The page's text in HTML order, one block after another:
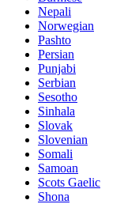
Nepali
Norwegian
Pashto
Persian
Punjabi
Serbian
Sesotho
Sinhala
Slovak
Slovenian
Somali
Samoan
Scots Gaelic
Shona